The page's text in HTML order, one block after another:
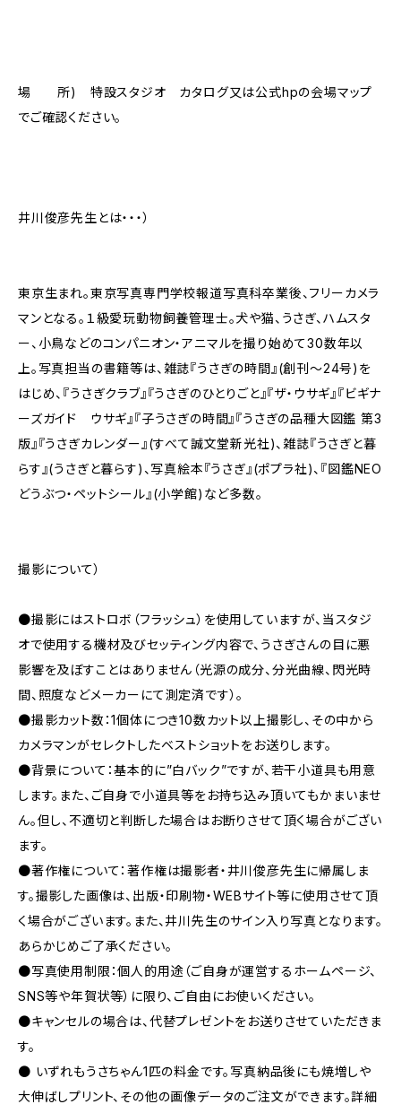
場 所) 特設スタジオ カタログ又は公式hpの会場マップ
でご確認ください。
井川俊彦先生とは・・・）
東京生まれ。東京写真専門学校報道写真科卒業後、フリーカメラ
マンとなる。１級愛玩動物飼養管理士。犬や猫、うさぎ、ハムスタ
ー、小鳥などのコンパニオン・アニマルを撮り始めて30数年以
上。写真担当の書籍等は、雑誌『うさぎの時間』(創刊～24号)を
はじめ、『うさぎクラブ』『うさぎのひとりごと』『ザ・ウサギ』『ビギナ
ーズガイド ウサギ』『子うさぎの時間』『うさぎの品種大図鑑 第3
版』『うさぎカレンダー』(すべて誠文堂新光社)、雑誌『うさぎと暮
らす』(うさぎと暮らす)、写真絵本『うさぎ』(ポプラ社)、『図鑑NEO
どうぶつ・ペットシール』(小学館)など多数。
撮影について）
●撮影にはストロボ（フラッシュ）を使用していますが、当スタジ
オで使用する機材及びセッティング内容で、うさぎさんの目に悪
影響を及ぼすことはありません（光源の成分、分光曲線、閃光時
間、照度などメーカーにて測定済です）。
●撮影カット数：1個体につき10数カット以上撮影し、その中から
カメラマンがセレクトしたベストショットをお送りします。
●背景について：基本的に”白バック”ですが、若干小道具も用意
します。また、ご自身で小道具等をお持ち込み頂いてもかまいませ
ん。但し、不適切と判断した場合はお断りさせて頂く場合がござい
ます。
●著作権について：著作権は撮影者・井川俊彦先生に帰属しま
す。撮影した画像は、出版・印刷物・WEBサイト等に使用させて頂
く場合がございます。また、井川先生のサイン入り写真となります。
あらかじめご了承ください。
●写真使用制限：個人的用途（ご自身が運営するホームページ、
SNS等や年賀状等）に限り、ご自由にお使いください。
●キャンセルの場合は、代替プレゼントをお送りさせていただきま
す。
● いずれもうさちゃん1匹の料金です。写真納品後にも焼増しや
大伸ばしプリント、その他の画像データのご注文ができます。詳細